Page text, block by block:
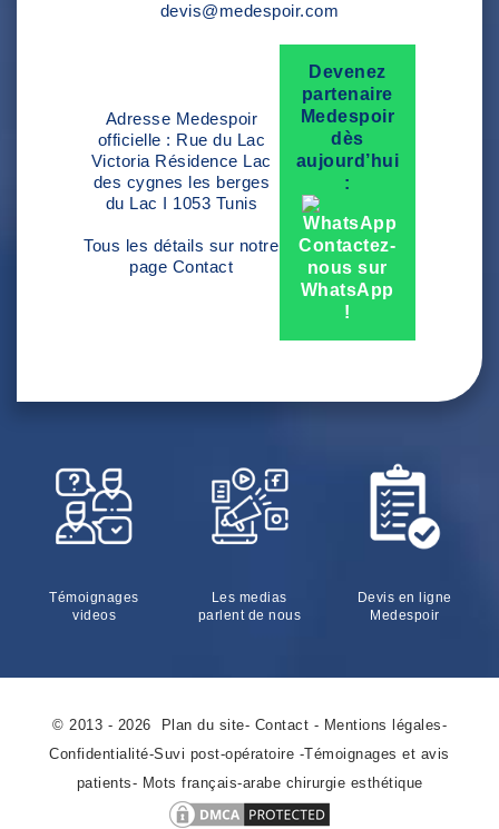
devis@medespoir.com
Adresse Medespoir
officielle : Rue du Lac
Victoria Résidence Lac
des cygnes les berges
du Lac I 1053 Tunis
Tous les détails sur notre
page Contact
Devenez
partenaire
Medespoir
dès
aujourd’hui
:
Contactez-
nous sur
WhatsApp
!
Témoignages
videos
Les medias
parlent de nous
Devis en ligne
Medespoir
© 2013 - 2026 Plan du site- Contact - Mentions légales-
Confidentialité-Suvi post-opératoire -Témoignages et avis
patients- Mots français-arabe chirurgie esthétique